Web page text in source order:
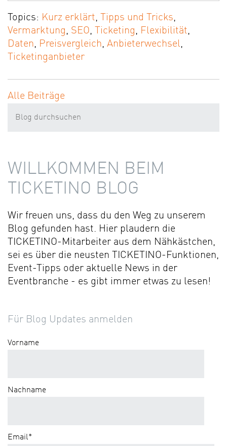
Topics: Kurz erklärt, Tipps und Tricks,
Vermarktung, SEO, Ticketing, Flexibilität,
Daten, Preisvergleich, Anbieterwechsel,
Ticketinganbieter
Alle Beiträge
WILLKOMMEN BEIM
TICKETINO BLOG
Wir freuen uns, dass du den Weg zu unserem
Blog gefunden hast. Hier plaudern die
TICKETINO-Mitarbeiter aus dem Nähkästchen,
sei es über die neusten TICKETINO-Funktionen,
Event-Tipps oder aktuelle News in der
Eventbranche - es gibt immer etwas zu lesen!
Für Blog Updates anmelden
Vorname
Nachname
Email*